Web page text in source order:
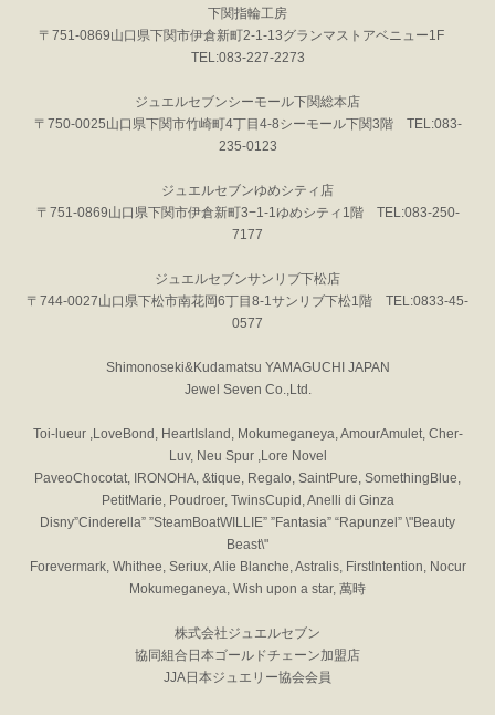
下関指輪工房
〒751-0869山口県下関市伊倉新町2-1-13グランマストアベニュー1F
TEL:083-227-2273
ジュエルセブンシーモール下関総本店
〒750-0025山口県下関市竹崎町4丁目4-8シーモール下関3階 TEL:083-
235-0123
ジュエルセブンゆめシティ店
〒751-0869山口県下関市伊倉新町3−1-1ゆめシティ1階 TEL:083-250-
7177
ジュエルセブンサンリブ下松店
〒744-0027山口県下松市南花岡6丁目8-1サンリブ下松1階 TEL:0833-45-
0577
Shimonoseki&Kudamatsu YAMAGUCHI JAPAN
Jewel Seven Co.,Ltd.
Toi-lueur ,LoveBond, HeartIsland, Mokumeganeya, AmourAmulet, Cher-
Luv, Neu Spur ,Lore Novel
PaveoChocotat, IRONOHA, &tique, Regalo, SaintPure, SomethingBlue,
PetitMarie, Poudroer, TwinsCupid, Anelli di Ginza
Disny”Cinderella” ”SteamBoatWILLIE” ”Fantasia” “Rapunzel” \"Beauty
Beast\"
Forevermark, Whithee, Seriux, Alie Blanche, Astralis, FirstIntention, Nocur
Mokumeganeya, Wish upon a star, 萬時
株式会社ジュエルセブン
協同組合日本ゴールドチェーン加盟店
JJA日本ジュエリー協会会員